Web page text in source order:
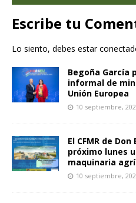
Escribe tu
Lo siento, debes estar
Begoña García
informal de
Unión Europea
10 septiembre,
El CFMR de
próximo lunes
maquinaria
10 septiembre,